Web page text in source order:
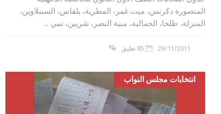
المنصورة دكرنس، ميت غمر، المطرية، بلقاس، السنبلاوين،
المنزلة، طلخا، الجمالية، منية النصر، شربين، تمي ...
26/11/2011 85 تعليق
انتخابات مجلس النواب